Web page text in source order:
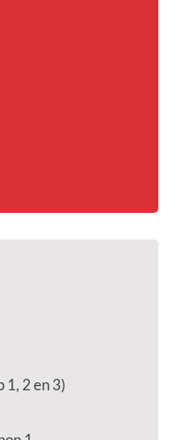
1, 2 en 3)